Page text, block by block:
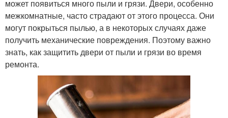
может появиться много пыли и грязи. Двери, особенно
межкомнатные, часто страдают от этого процесса. Они
могут покрыться пылью, а в некоторых случаях даже
получить механические повреждения. Поэтому важно
знать, как защитить двери от пыли и грязи во время
ремонта.